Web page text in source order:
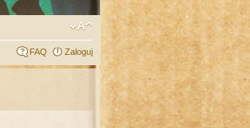
FAQ Zaloguj